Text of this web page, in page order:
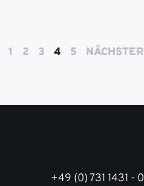
1 2 3 4 5 NÄCHSTER
+49 (0) 731 1431 - 0